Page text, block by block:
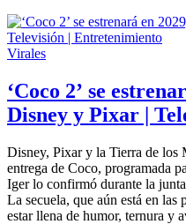
Virales
‘Coco 2’ se
Disney y Pixar |
Disney, Pixar y la Tierra de los
entrega de Coco, programada
Iger lo confirmó durante la
La secuela, que aún está en las
estar llena de humor, ternura